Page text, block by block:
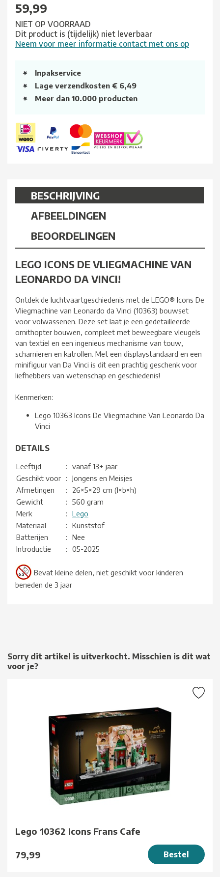
59,99
NIET OP VOORRAAD
Dit product is (tijdelijk) niet leverbaar
Neem voor meer informatie contact met ons op
Inpakservice
Lage verzendkosten € 6,49
Meer dan 10.000 producten
BESCHRIJVING
AFBEELDINGEN
BEOORDELINGEN
LEGO ICONS DE VLIEGMACHINE VAN
LEONARDO DA VINCI!
Ontdek de luchtvaartgeschiedenis met de LEGO® Icons De
Vliegmachine van Leonardo da Vinci (10363) bouwset
voor volwassenen. Deze set laat je een gedetailleerde
ornithopter bouwen, compleet met beweegbare vleugels
van textiel en een ingenieus mechanisme van touw,
scharnieren en katrollen. Met een displaystandaard en een
minifiguur van Da Vinci is dit een prachtig geschenk voor
liefhebbers van wetenschap en geschiedenis!
Kenmerken:
Lego 10363 Icons De Vliegmachine Van Leonardo Da
Vinci
DETAILS
Leeftijd :
vanaf 13+ jaar
Geschikt voor
:
Jongens en Meisjes
Afmetingen
:
26×5×29 cm (l×b×h)
Gewicht
:
560 gram
Merk
:
Lego
Materiaal
:
Kunststof
Batterijen
:
Nee
Introductie
: 05-2025
Bevat kleine delen, niet geschikt voor kinderen
beneden de 3 jaar
Sorry dit artikel is uitverkocht. Misschien is dit wat
voor je?
Lego 10362 Icons Frans Cafe
79,99 Bestel